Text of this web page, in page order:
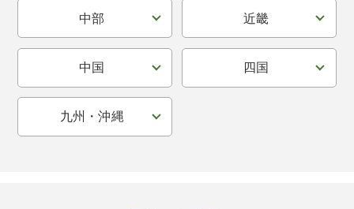
中部 近畿
中国 四国
九州・沖縄